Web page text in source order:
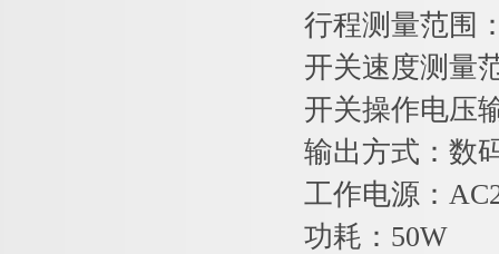
行程测量范
开关速度测
开关操作电
输出方式：
工作电源
功耗：50W